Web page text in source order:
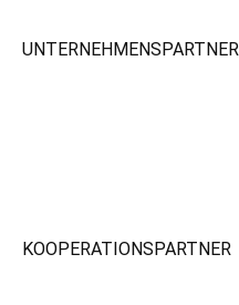
UNTERNEHMENSPARTNER
KOOPERATIONSPARTNER